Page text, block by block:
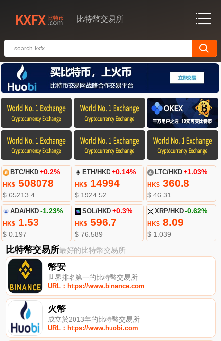
比特幣交易所
BTC/HKD +0.2%
HK$508078
$ 65213.4
ETH/HKD +0.14%
HK$ 14994
$ 1924.52
LTC/HKD +1.03%
HK$360.8
$ 46.31
ADA/HKD -1.23%
HK$1.53
$ 0.197
SOL/HKD +0.3%
HK$ 596.7
$ 76.589
XRP/HKD -0.62%
HK$8.09
$ 1.039
比特幣交易所最好的比特幣交易所
幣安
世界排名第一的比特幣交易所
URL：https://www.binance.com
火幣
成立於2013年的比特幣交易所
URL：https://www.huobi.com